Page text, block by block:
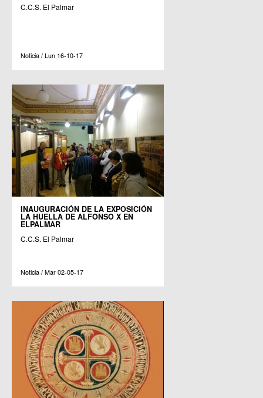
C.C.S. El Palmar
Noticia / Lun 16-10-17
INAUGURACIÓN DE LA EXPOSICIÓN
LA HUELLA DE ALFONSO X EN
ELPALMAR
C.C.S. El Palmar
Noticia / Mar 02-05-17